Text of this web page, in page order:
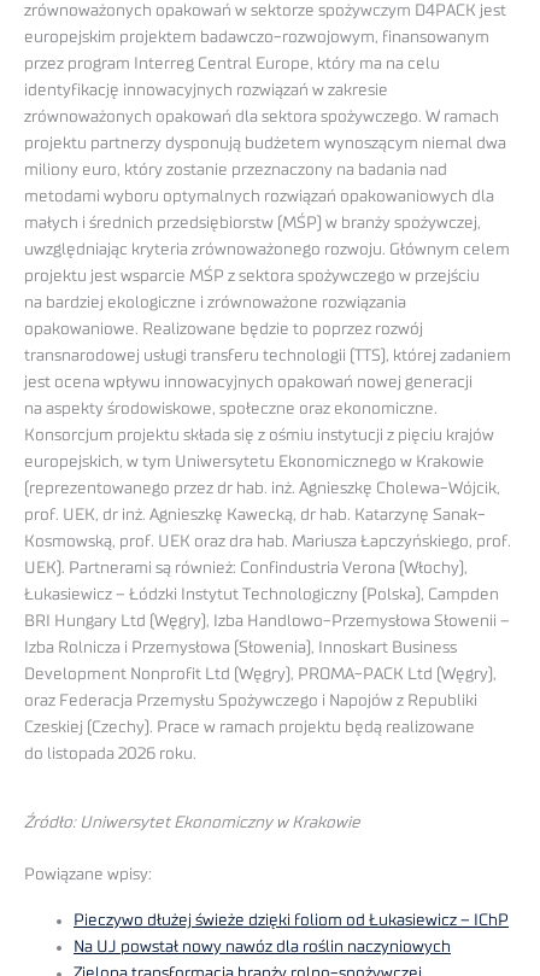
zrównoważonych opakowań w sektorze spożywczym D4PACK jest
europejskim projektem badawczo-rozwojowym, finansowanym
przez program Interreg Central Europe, który ma na celu
identyfikację innowacyjnych rozwiązań w zakresie
zrównoważonych opakowań dla sektora spożywczego. W ramach
projektu partnerzy dysponują budżetem wynoszącym niemal dwa
miliony euro, który zostanie przeznaczony na badania nad
metodami wyboru optymalnych rozwiązań opakowaniowych dla
małych i średnich przedsiębiorstw (MŚP) w branży spożywczej,
uwzględniając kryteria zrównoważonego rozwoju. Głównym celem
projektu jest wsparcie MŚP z sektora spożywczego w przejściu
na bardziej ekologiczne i zrównoważone rozwiązania
opakowaniowe. Realizowane będzie to poprzez rozwój
transnarodowej usługi transferu technologii (TTS), której zadaniem
jest ocena wpływu innowacyjnych opakowań nowej generacji
na aspekty środowiskowe, społeczne oraz ekonomiczne.
Konsorcjum projektu składa się z ośmiu instytucji z pięciu krajów
europejskich, w tym Uniwersytetu Ekonomicznego w Krakowie
(reprezentowanego przez dr hab. inż. Agnieszkę Cholewa-Wójcik,
prof. UEK, dr inż. Agnieszkę Kawecką, dr hab. Katarzynę Sanak-
Kosmowską, prof. UEK oraz dra hab. Mariusza Łapczyńskiego, prof.
UEK). Partnerami są również: Confindustria Verona (Włochy),
Łukasiewicz – Łódzki Instytut Technologiczny (Polska), Campden
BRI Hungary Ltd (Węgry), Izba Handlowo-Przemysłowa Słowenii –
Izba Rolnicza i Przemysłowa (Słowenia), Innoskart Business
Development Nonprofit Ltd (Węgry), PROMA-PACK Ltd (Węgry),
oraz Federacja Przemysłu Spożywczego i Napojów z Republiki
Czeskiej (Czechy). Prace w ramach projektu będą realizowane
do listopada 2026 roku.
Źródło: Uniwersytet Ekonomiczny w Krakowie
Powiązane wpisy:
Pieczywo dłużej świeże dzięki foliom od Łukasiewicz – IChP
Na UJ powstał nowy nawóz dla roślin naczyniowych